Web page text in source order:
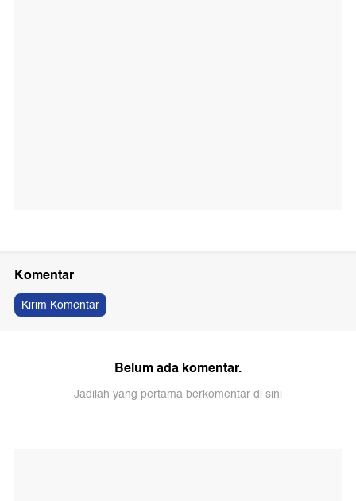
Komentar
Kirim Komentar
Belum ada komentar.
Jadilah yang pertama berkomentar di sini